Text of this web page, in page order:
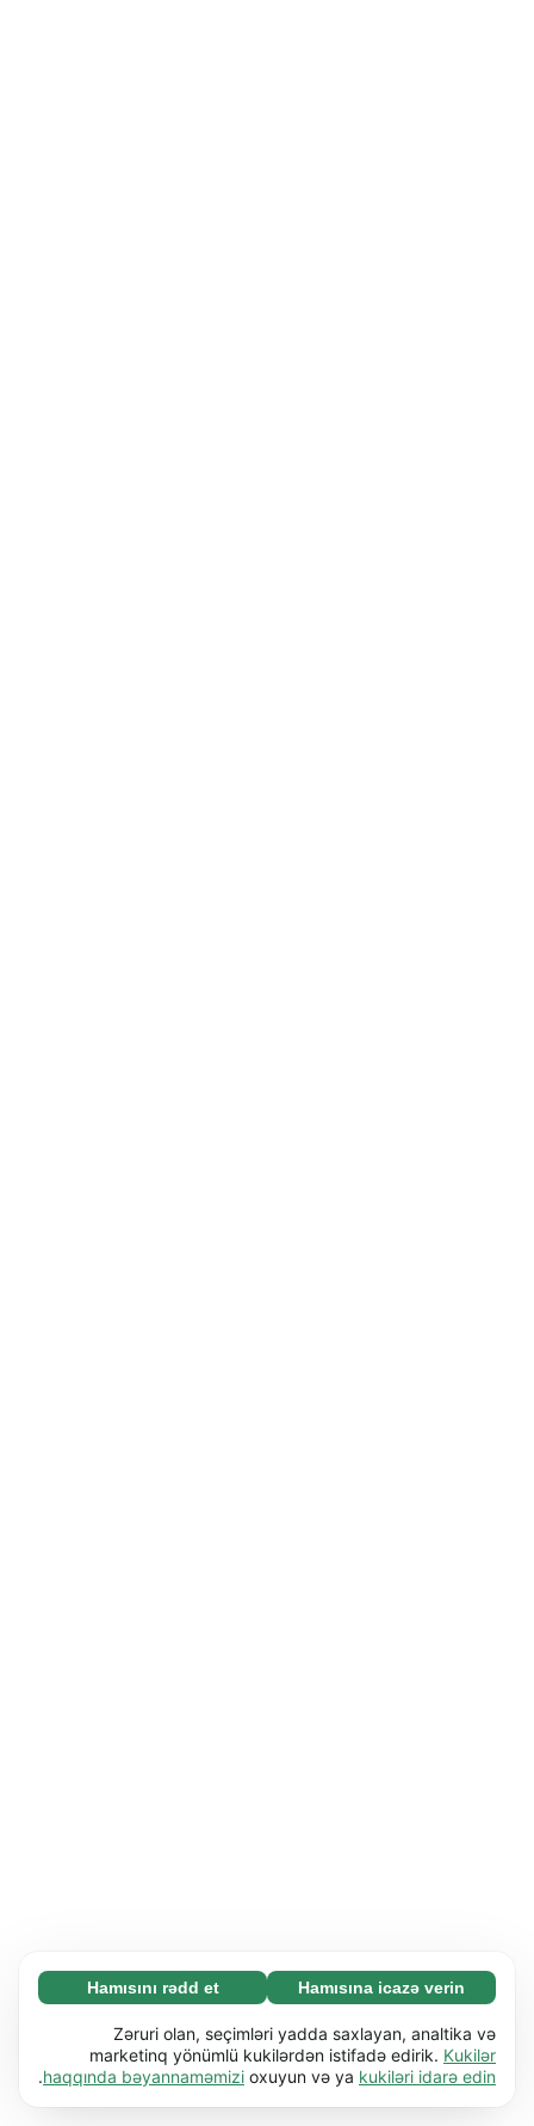
Zəruri (65)
Zəruri kukilər əsas funksiyaları (məs. səhifə
naviqasiyası) işə salmaqla veb-saytımızı
istifadəyə yararlı etməyə kömək edir. Bu kukilər
Ətraflı
Üstünlüklər (17)
Hamısına icazə verin
Hamısını rədd et
Zəruri olan, seçimləri yadda saxlayan, analtika və
marketinq yönümlü kukilərdən istifadə edirik. Kukilər
haqqında bəyannaməmizi oxuyun və ya kukiləri idarə edin
.